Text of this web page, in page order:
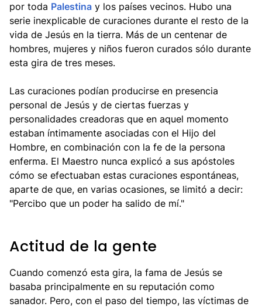
por toda Palestina y los países vecinos. Hubo una
serie inexplicable de curaciones durante el resto de la
vida de Jesús en la tierra. Más de un centenar de
hombres, mujeres y niños fueron curados sólo durante
esta gira de tres meses.
Las curaciones podían producirse en presencia
personal de Jesús y de ciertas fuerzas y
personalidades creadoras que en aquel momento
estaban íntimamente asociadas con el Hijo del
Hombre, en combinación con la fe de la persona
enferma. El Maestro nunca explicó a sus apóstoles
cómo se efectuaban estas curaciones espontáneas,
aparte de que, en varias ocasiones, se limitó a decir:
"Percibo que un poder ha salido de mí."
Actitud de la gente
Cuando comenzó esta gira, la fama de Jesús se
basaba principalmente en su reputación como
sanador. Pero, con el paso del tiempo, las víctimas de